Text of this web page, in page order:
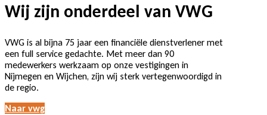
Wij zijn onderdeel van VWG
VWG is al bijna 75 jaar een financiële dienstverlener met
een full service gedachte. Met meer dan 90
medewerkers werkzaam op onze vestigingen in
Nijmegen en Wijchen, zijn wij sterk vertegenwoordigd in
de regio.
Naar vwg